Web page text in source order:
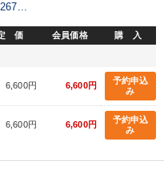
小企業のDXと講話ご案内
品づくり
価 会員価格 購 入
6,600円 6,600円
予約申込
み
6,600円 6,600円
予約申込
み